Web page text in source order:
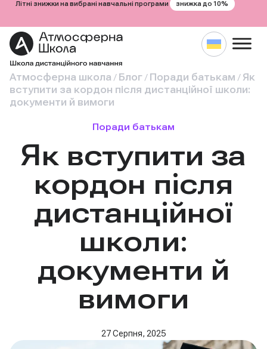
Літні знижки на вибрані навчальні програми знижка до 10%
Атмосферна школа / Блог / Поради батькам / Як
вступити за кордон після дистанційної школи:
документи й вимоги
Поради батькам
Як вступити за
кордон після
дистанційної
школи:
документи й
вимоги
27 Серпня, 2025